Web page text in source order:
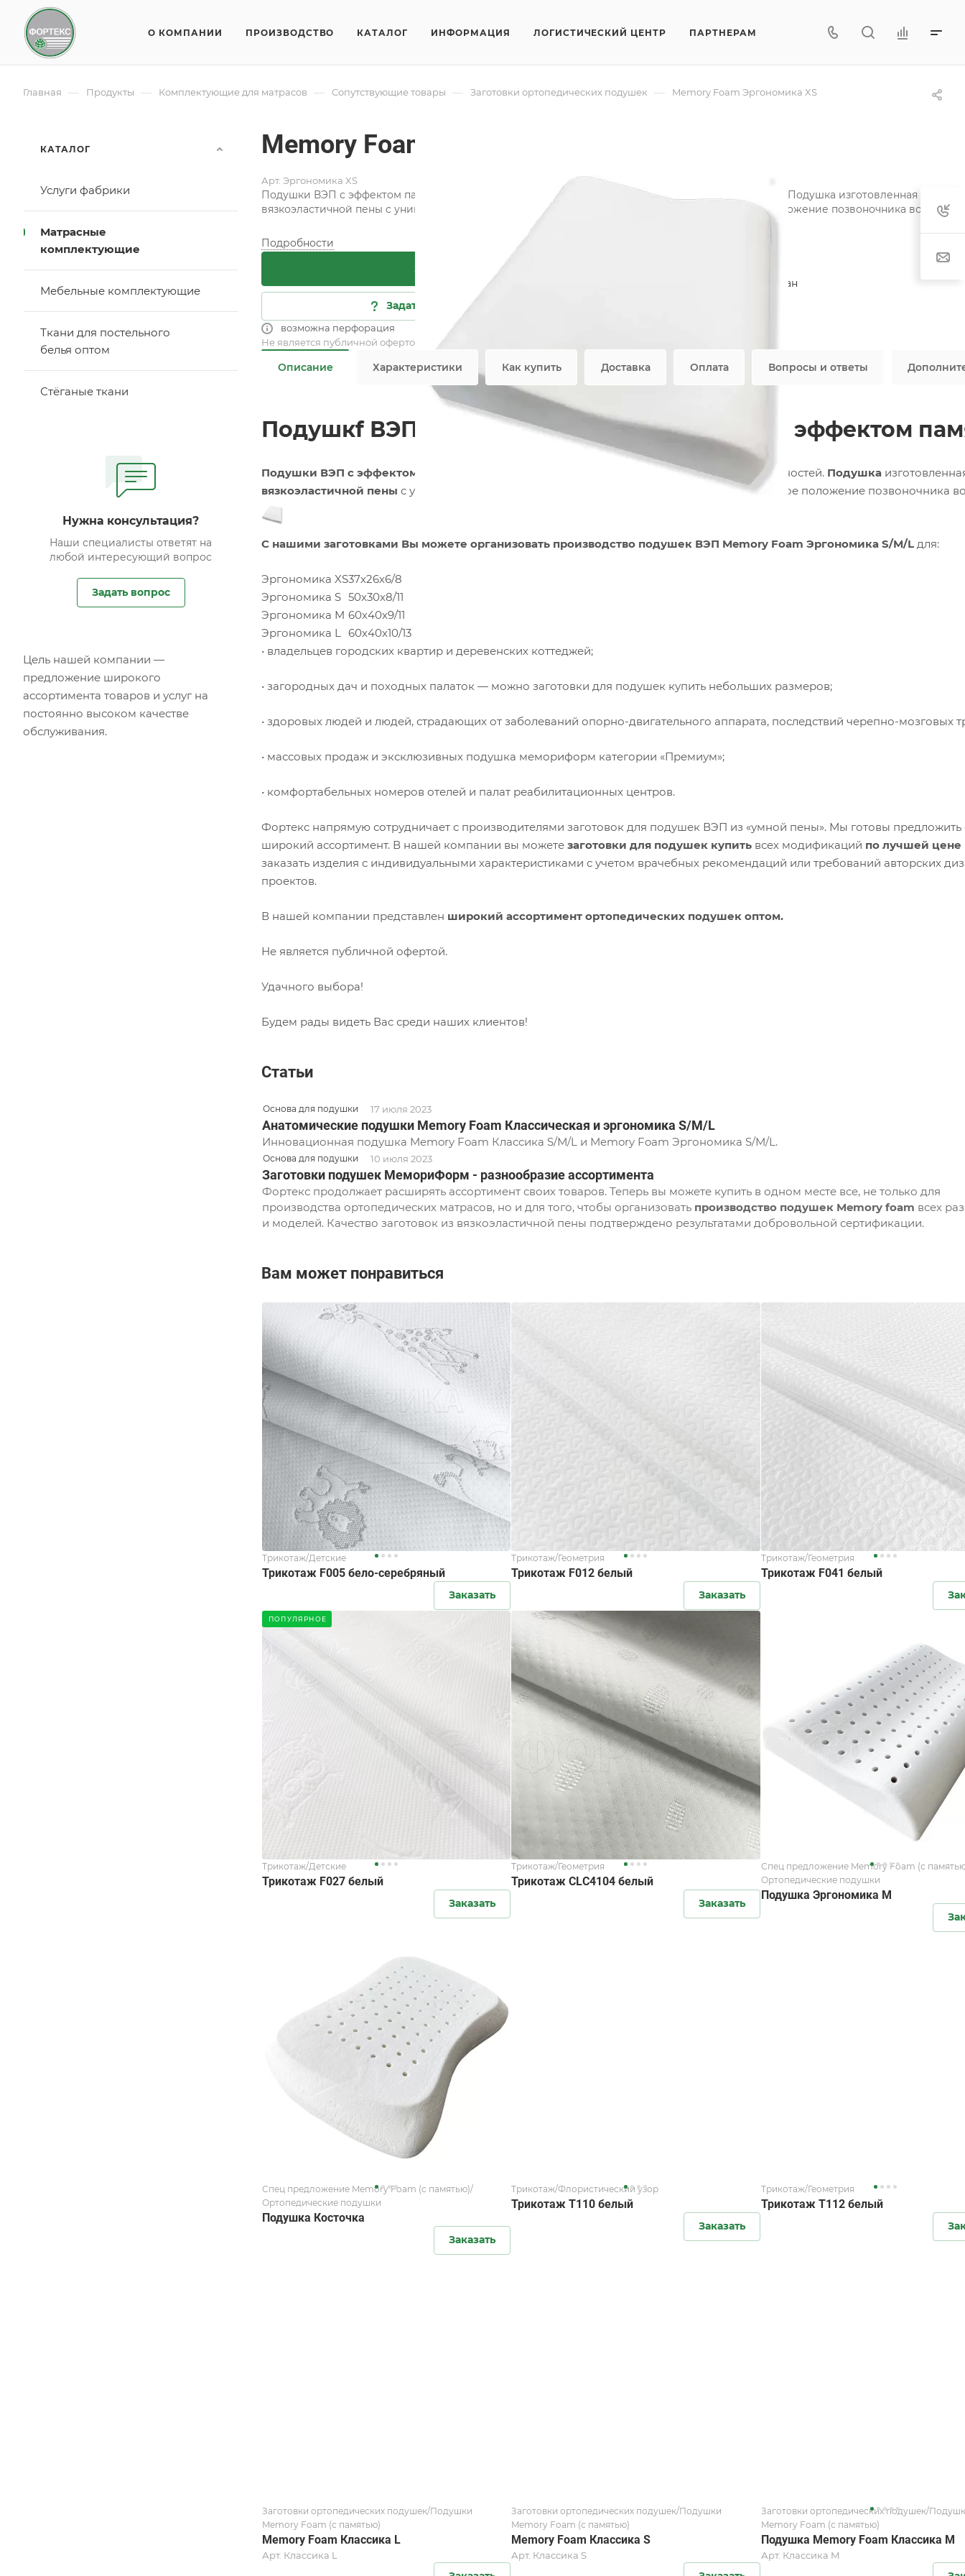
О КОМПАНИИ ПРОИЗВОДСТВО КАТАЛОГ ИНФОРМАЦИЯ ЛОГИСТИЧЕСКИЙ ЦЕНТР ПАРТНЕРАМ
Главная — Продукты — Комплектующие для матрасов — Сопутствующие товары — Заготовки ортопедических подушек — Memory Foam Эргономика XS
Memory Foam Эргономика XS
Арт. Эргономика XS
Подушки ВЭП с эффектом памяти — основа современных «умных» постельных принадлежностей. Подушка изготовленная из
вязкоэластичной пены с уникальными характеристиками, способна обеспечить естественное положение позвоночника во время
Подробности
Заказать
Задать вопрос
возможна перфорация
Не является публичной офертой
Пенополиуретан
Описание Характеристики Как купить Доставка Оплата Вопросы и ответы
Подушкf ВЭП Memory Foam Эргономика XS с эффектом
Подушки ВЭП с эффектом памяти — основа современных «умных» постельных принадлежностей. Подушка
вязкоэластичной пены с уникальными характеристиками, способна обеспечить естественное положение позвоночника
сна.
С нашими заготовками Вы можете организовать производство подушек ВЭП Memory Foam Эргономика S/M/L для:
Эргономика XS37х26х6/8
Эргономика S 50х30х8/11
Эргономика M 60х40х9/11
Эргономика L 60х40х10/13
• владельцев городских квартир и деревенских коттеджей;
• загородных дач и походных палаток — можно заготовки для подушек купить небольших размеров;
• здоровых людей и людей, страдающих от заболеваний опорно-двигательного аппарата, последствий черепно-мозговых
• массовых продаж и эксклюзивных подушка мемориформ категории «Премиум»;
• комфортабельных номеров отелей и палат реабилитационных центров.
Фортекс напрямую сотрудничает с производителями заготовок для подушек ВЭП из «умной пены». Мы готовы
широкий ассортимент. В нашей компании вы можете заготовки для подушек купить всех модификаций по лучшей цене
заказать изделия с индивидуальными характеристиками с учетом врачебных рекомендаций или требований авторских
проектов.
В нашей компании представлен широкий ассортимент ортопедических подушек оптом.
Не является публичной офертой.
Удачного выбора!
Будем рады видеть Вас среди наших клиентов!
Статьи
Основа для подушки 17 июля 2023
Анатомические подушки Memory Foam Классическая и эргономика S/М/L
Инновационная подушка Memory Foam Классика S/М/L и Memory Foam Эргономика S/М/L.
Основа для подушки 10 июля 2023
Заготовки подушек МемориФорм - разнообразие ассортимента
Фортекс продолжает расширять ассортимент своих товаров. Теперь вы можете купить в одном месте все, не только для
производства ортопедических матрасов, но и для того, чтобы организовать производство подушек Memory foam всех
и моделей. Качество заготовок из вязкоэластичной пены подтверждено результатами добровольной сертификации.
Вам может понравиться
Трикотаж/Детские
Трикотаж F005 бело-серебряный
Заказать
Трикотаж/Геометрия
Трикотаж F012 белый
Заказать
Трикотаж/Геометрия
Трикотаж F041 белый
ПОПУЛЯРНОЕ
Трикотаж/Детские
Трикотаж F027 белый
Заказать
Трикотаж/Геометрия
Трикотаж CLC4104 белый
Заказать
Спец предложение Memory Foam (с
Ортопедические подушки
Подушка Эргономика M
Спец предложение Memory Foam (с памятью)/
Ортопедические подушки
Подушка Косточка
Заказать
Трикотаж/Флористический узор
Трикотаж T110 белый
Заказать
Трикотаж/Геометрия
Трикотаж T112 белый
Заготовки ортопедических подушек/Подушки
Memory Foam (с памятью)
Memory Foam Классика L
Арт. Классика L
Заготовки ортопедических подушек/Подушки
Memory Foam (с памятью)
Memory Foam Классика S
Арт. Классика S
Заготовки ортопедических подушек/
Memory Foam (с памятью)
Подушка Memory Foam Классика M
Арт. Классика M
КАТАЛОГ
Услуги фабрики
Матрасные
комплектующие
Мебельные комплектующие
Ткани для постельного
белья оптом
Стёганые ткани
Нужна консультация?
Наши специалисты ответят на
любой интересующий вопрос
Задать вопрос
Цель нашей компании —
предложение широкого
ассортимента товаров и услуг на
постоянно высоком качестве
обслуживания.